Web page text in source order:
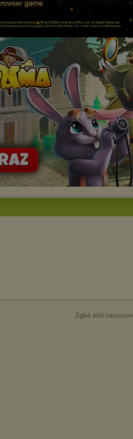
Zgłoś jeśli